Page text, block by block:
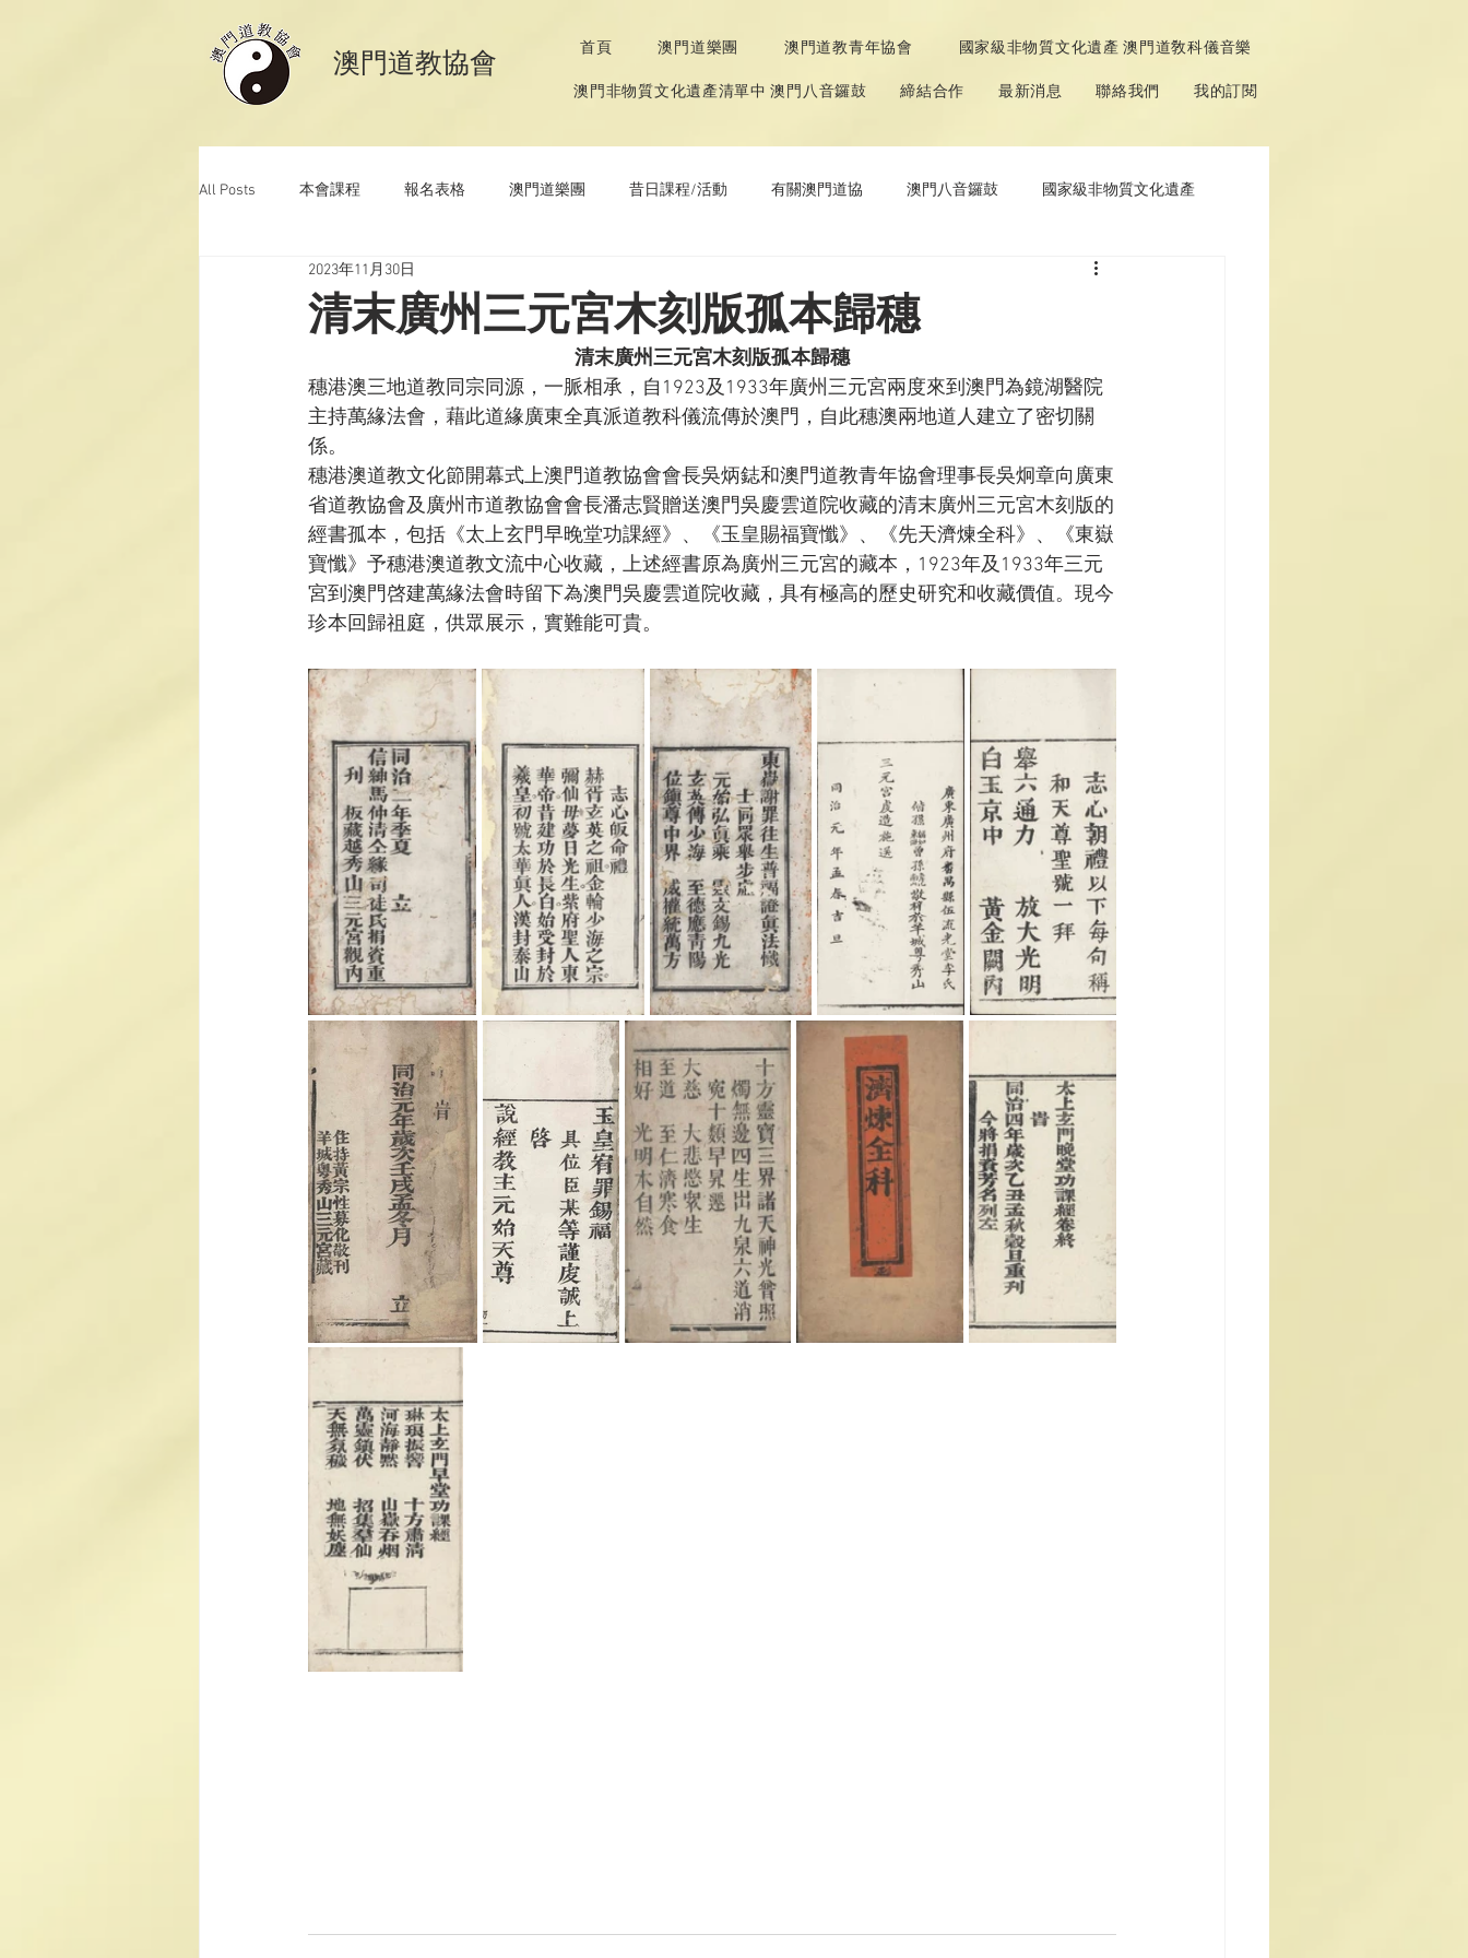
​澳門道教協會 首頁 澳門道樂團 澳門道教青年協會 國家級非物質文化遺產 澳門道敎科儀音樂
澳門非物質文化遺產清單中 澳門八音鑼鼓 締結合作 最新消息 聯絡我們 我的訂閱
All Posts 本會課程 報名表格 澳門道樂團 昔日課程/活動 有關澳門道協 澳門八音鑼鼓 國家級非物質文化遺產
澳門道教科儀音樂 澳門道教青年協會
清末廣州三元宮木刻版孤本歸穗
2023年11月30日
清末廣州三元宮木刻版孤本歸穗
穗港澳三地道教同宗同源，一脈相承，自1923及1933年廣州三元宮兩度來到澳門為鏡湖醫院
主持萬緣法會，藉此道緣廣東全真派道教科儀流傳於澳門，自此穗澳兩地道人建立了密切關
係。
穗港澳道教文化節開幕式上澳門道教協會會長吳炳鋕和澳門道教青年協會理事長吳炯章向廣東
省道教協會及廣州市道教協會會長潘志賢贈送澳門吳慶雲道院收藏的清末廣州三元宮木刻版的
經書孤本，包括《太上玄門早晚堂功課經》、《玉皇賜福寶懺》、《先天濟煉全科》、《東嶽
寶懺》予穗港澳道教文流中心收藏，上述經書原為廣州三元宮的藏本，1923年及1933年三元
宮到澳門啓建萬緣法會時留下為澳門吳慶雲道院收藏，具有極高的歷史研究和收藏價值。現今
珍本回歸祖庭，供眾展示，實難能可貴。